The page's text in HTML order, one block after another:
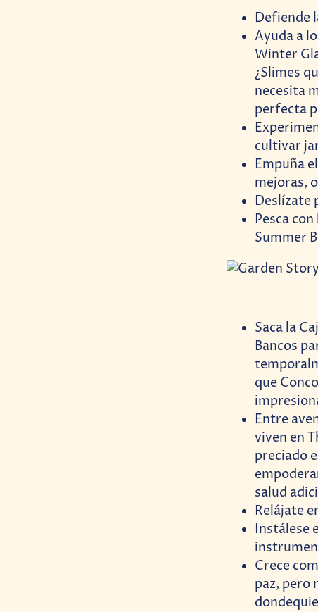
Defiende
Ayuda a
Winter
¿Slimes
necesita
perfecta
cultivar
Empuña
mejoras,
Deslízate
Pesca
Summer
Saca la
Bancos
que
Entre
viven en
preciado
salud
Relájate
Instálese
Crece
paz, pero